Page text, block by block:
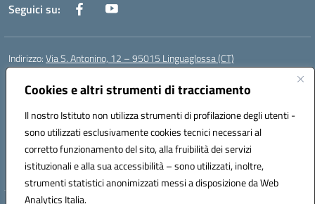
Cookies e altri strumenti di tracciamento
Il nostro Istituto non utilizza strumenti di profilazione degli utenti -
sono utilizzati esclusivamente cookies tecnici necessari al
corretto funzionamento del sito, alla fruibilità dei servizi
istituzionali e alla sua accessibilità – sono utilizzati, inoltre,
strumenti statistici anonimizzati messi a disposizione da Web
Analytics Italia.
Seguici su:
Indirizzo:Via S. Antonino, 12 – 95015 Linguaglossa (CT)
Centralino:
Posta elettronica certificata (PEC):ctic83200r@pec.istruzione.it
Codice fiscale: 83002470876
Codice meccanografico:CTIC83200R
Codice Indice delle Pubbliche Amministrazioni (IPA): istsc_CTIC83200R
Codice unico di fatturazione (CUF): UF7TEB